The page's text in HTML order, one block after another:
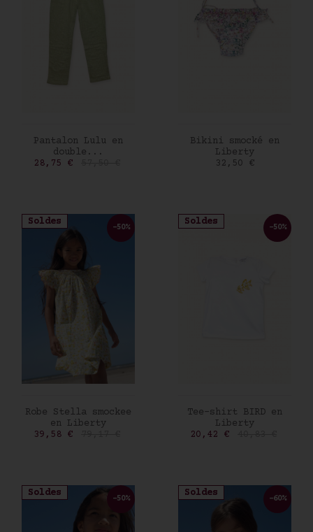
AJOUTER AU PANIER
Pantalon Lulu en
double...
Prix
28,75 €
AJOUTER AU PANIER
Bikini smocké en
Liberty
Prix
32,50 €
Soldes
AJOUTER AU PANIER
Robe Stella smockee
en Liberty
Prix
39,58 €
-50%
Soldes
AJOUTER AU PANIER
Tee-shirt BIRD en
Liberty
Prix
20,42 €
-50%
Soldes
-50%
Soldes
-60%